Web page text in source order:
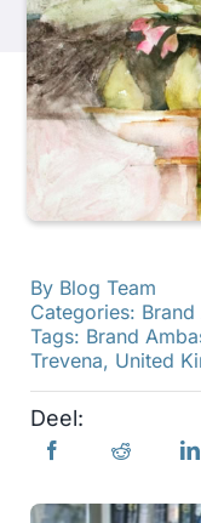
Producten
Evenementen
Blog
Bronnen
Neem contact
By Blog Team
Categories:
Tags: Brand
Trevena, United
Deel: